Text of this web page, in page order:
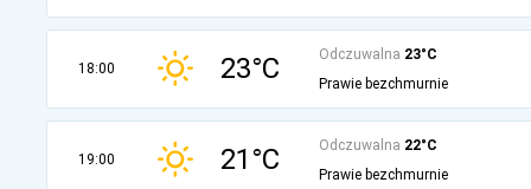
18:00 23°C Odczuwalna 23°C
Prawie bezchmurnie
19:00 21°C Odczuwalna 22°C
Prawie bezchmurnie